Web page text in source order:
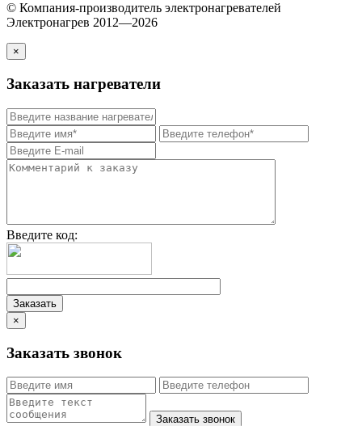
© Компания-производитель электронагревателей
Электронагрев 2012—2026
×
Заказать нагреватели
Введите код:
×
Заказать звонок